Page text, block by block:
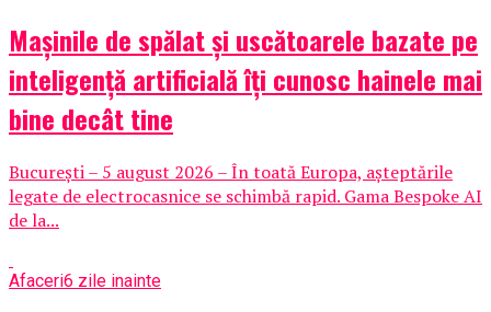
Mașinile de spălat și uscătoarele bazate pe
inteligență artificială îți cunosc hainele mai
bine decât tine
București – 5 august 2026 – În toată Europa, așteptările
legate de electrocasnice se schimbă rapid. Gama Bespoke AI
de la...
Afaceri6 zile inainte